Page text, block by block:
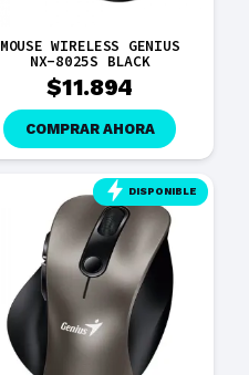
MOUSE WIRELESS GENIUS
NX-8025S BLACK
$11.894
COMPRAR AHORA
DISPONIBLE